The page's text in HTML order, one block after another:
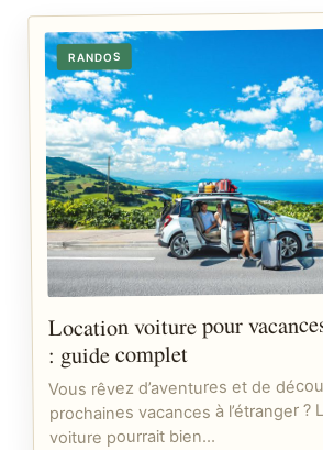
RANDOS
Location voiture pour
: guide complet
Vous rêvez d’aventures et de
prochaines vacances à l’étranger ?
voiture pourrait bien…